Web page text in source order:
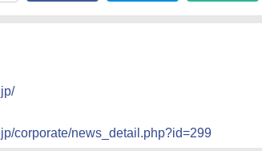
corporate/news_detail.php?id=299